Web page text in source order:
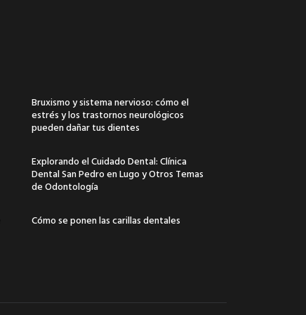
Bruxismo y sistema nervioso: cómo el
estrés y los trastornos neurológicos
pueden dañar tus dientes
Explorando el Cuidado Dental: Clínica
Dental San Pedro en Lugo y Otros Temas
de Odontología
Cómo se ponen las carillas dentales